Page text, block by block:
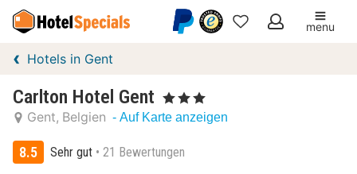
Meine
menu
Hotels in Gent
Carlton Hotel Gent , 3 Sterne
Gent Belgien - Auf Karte anzeigen
8.5 Sehr gut 21 Bewertungen